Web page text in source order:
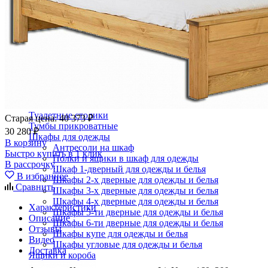
Кровати полутороспальные с подъемным
Зеркала
Комоды
Кровати двуспальные
Туалетные столики
Тумбы прикроватные
Шкафы для одежды
Антресоли на шкаф
Полки и ящики в шкаф для одежды
Шкаф 1-дверный для одежды и белья
Шкафы 2-х дверные для одежды и белья
Шкафы 3-х дверные для одежды и белья
Шкафы 4-х дверные для одежды и белья
Шкафы 5-ти дверные для одежды и белья
Шкафы 6-ти дверные для одежды и белья
Шкафы купе для одежды и белья
Шкафы угловые для одежды и белья
Ящики и короба
Старая цена:40 373 ₽
30 280 ₽
В корзину
Быстро купить в 1 клик
В рассрочку
В избранное
Сравнить
Характеристики
Описание
Отзывы
Видео
Доставка